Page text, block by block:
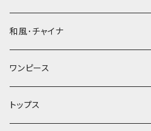
和風･チャイナ
ワンピース
トップス